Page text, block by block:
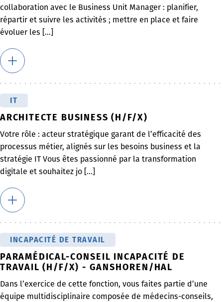
collaboration avec le Business Unit Manager : planifier,
répartir et suivre les activités ; mettre en place et faire
évoluer les [...]
IT
ARCHITECTE BUSINESS (H/F/X)
Votre rôle : acteur stratégique garant de l’efficacité des
processus métier, alignés sur les besoins business et la
stratégie IT Vous êtes passionné par la transformation
digitale et souhaitez jo [...]
INCAPACITÉ DE TRAVAIL
PARAMÉDICAL-CONSEIL INCAPACITÉ DE
TRAVAIL (H/F/X) - GANSHOREN/HAL
Dans l’exercice de cette fonction, vous faites partie d’une
équipe multidisciplinaire composée de médecins-conseils,